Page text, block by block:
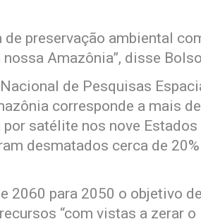
preservação ambiental
Amazônia”, disse
de Pesquisas
corresponde a mais
satélite nos nove
desmatados cerca de
2060 para 2050 o objetivo
“com vistas a zerar o